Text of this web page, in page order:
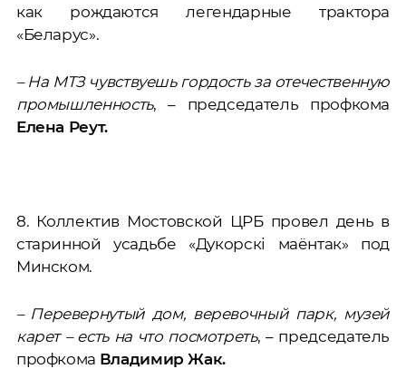
как рождаются легендарные трактора
«Беларус».
– На МТЗ чувствуешь гордость за отечественную
промышленность, – председатель профкома
Елена Реут.
8. Коллектив Мостовской ЦРБ провел день в
старинной усадьбе «Дукорскi маёнтак» под
Минском.
– Перевернутый дом, веревочный парк, музей
карет – есть на что посмотреть, – председатель
профкома Владимир Жак.